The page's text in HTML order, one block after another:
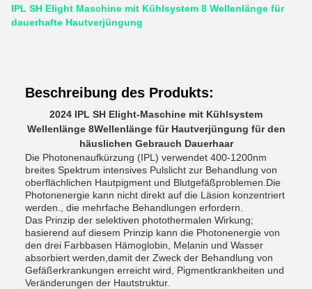
IPL SH Elight Maschine mit Kühlsystem 8 Wellenlänge für
dauerhafte Hautverjüngung
Beschreibung des Produkts:
2024 IPL SH Elight-Maschine mit Kühlsystem
Wellenlänge 8Wellenlänge für Hautverjüngung für den
häuslichen Gebrauch Dauerhaar
Die Photonenaufkürzung (IPL) verwendet 400-1200nm
breites Spektrum intensives Pulslicht zur Behandlung von
oberflächlichen Hautpigment und Blutgefäßproblemen.Die
Photonenergie kann nicht direkt auf die Läsion konzentriert
werden., die mehrfache Behandlungen erfordern.
Das Prinzip der selektiven photothermalen Wirkung;
basierend auf diesem Prinzip kann die Photonenergie von
den drei Farbbasen Hämoglobin, Melanin und Wasser
absorbiert werden,damit der Zweck der Behandlung von
Gefäßerkrankungen erreicht wird, Pigmentkrankheiten und
Veränderungen der Hautstruktur.